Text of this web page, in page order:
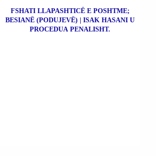
FSHATI LLAPASHTICË E POSHTME;
BESIANË (PODUJEVË) | ISAK HASANI U
PROCEDUA PENALISHT.